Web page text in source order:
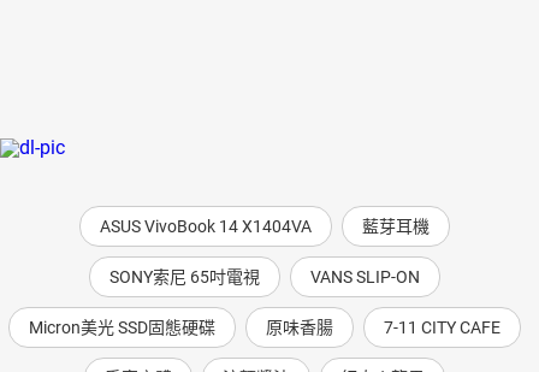
ASUS VivoBook 14 X1404VA 藍芽耳機
SONY索尼 65吋電視 VANS SLIP-ON
Micron美光 SSD固態硬碟 原味香腸 7-11 CITY CAFE